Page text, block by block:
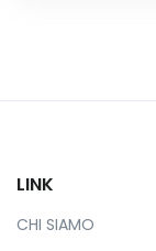
LINK
CHI SIAMO